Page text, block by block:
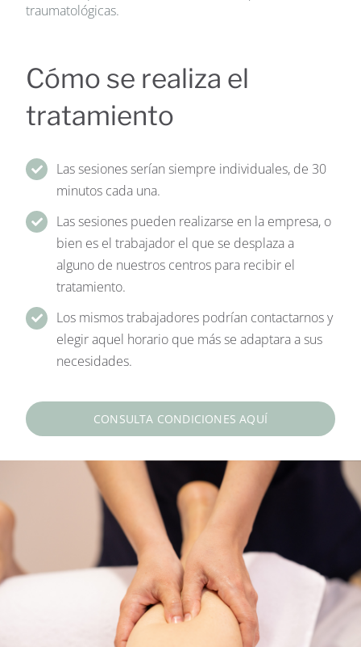
traumatológicas.
Cómo se realiza el
tratamiento
Las sesiones serían siempre individuales, de 30
minutos cada una.
Las sesiones pueden realizarse en la empresa, o
bien es el trabajador el que se desplaza a
alguno de nuestros centros para recibir el
tratamiento.
Los mismos trabajadores podrían contactarnos y
elegir aquel horario que más se adaptara a sus
necesidades.
CONSULTA CONDICIONES AQUÍ